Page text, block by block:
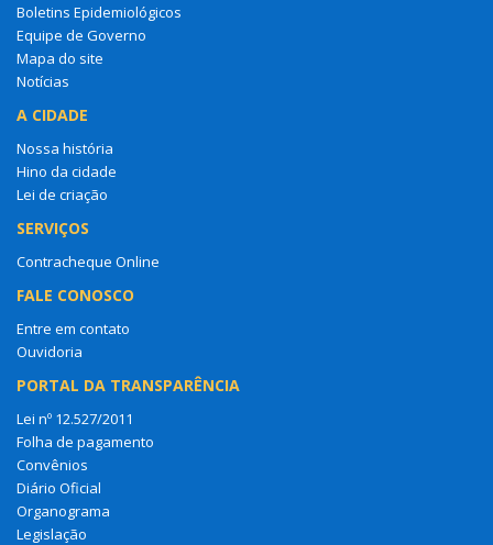
Boletins Epidemiológicos
Equipe de Governo
Mapa do site
Notícias
A CIDADE
Nossa história
Hino da cidade
Lei de criação
SERVIÇOS
Contracheque Online
FALE CONOSCO
Entre em contato
Ouvidoria
PORTAL DA TRANSPARÊNCIA
Lei nº 12.527/2011
Folha de pagamento
Convênios
Diário Oficial
Organograma
Legislação